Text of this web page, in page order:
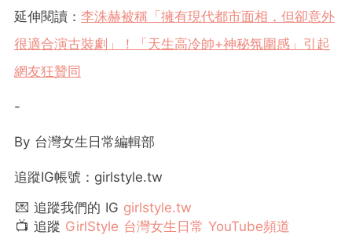
延伸閱讀： 李洙赫被稱「擁有現代都市面相，但卻意外
很適合演古裝劇」！「天生高冷帥+神秘氛圍感」引起
網友狂贊同
-
By 台灣女生日常編輯部
追蹤IG帳號：girlstyle.tw
💌 追蹤我們的 IG girlstyle.tw
📺 追蹤 GirlStyle 台灣女生日常 YouTube頻道